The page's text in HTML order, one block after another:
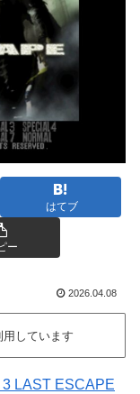
はてブ
ー
2026.04.08
しています
LAST ESCAPE